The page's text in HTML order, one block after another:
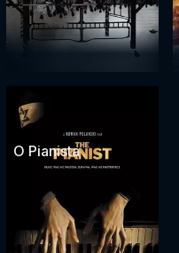
O Pianista